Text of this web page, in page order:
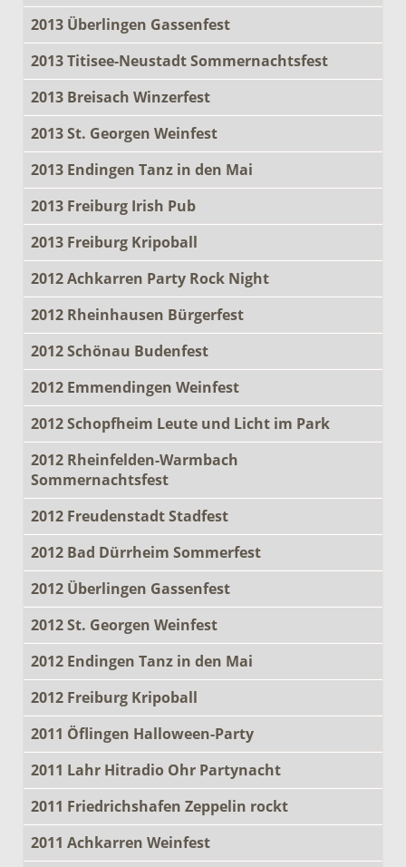
2013 Überlingen Gassenfest
2013 Titisee-Neustadt Sommernachtsfest
2013 Breisach Winzerfest
2013 St. Georgen Weinfest
2013 Endingen Tanz in den Mai
2013 Freiburg Irish Pub
2013 Freiburg Kripoball
2012 Achkarren Party Rock Night
2012 Rheinhausen Bürgerfest
2012 Schönau Budenfest
2012 Emmendingen Weinfest
2012 Schopfheim Leute und Licht im Park
2012 Rheinfelden-Warmbach
Sommernachtsfest
2012 Freudenstadt Stadfest
2012 Bad Dürrheim Sommerfest
2012 Überlingen Gassenfest
2012 St. Georgen Weinfest
2012 Endingen Tanz in den Mai
2012 Freiburg Kripoball
2011 Öflingen Halloween-Party
2011 Lahr Hitradio Ohr Partynacht
2011 Friedrichshafen Zeppelin rockt
2011 Achkarren Weinfest